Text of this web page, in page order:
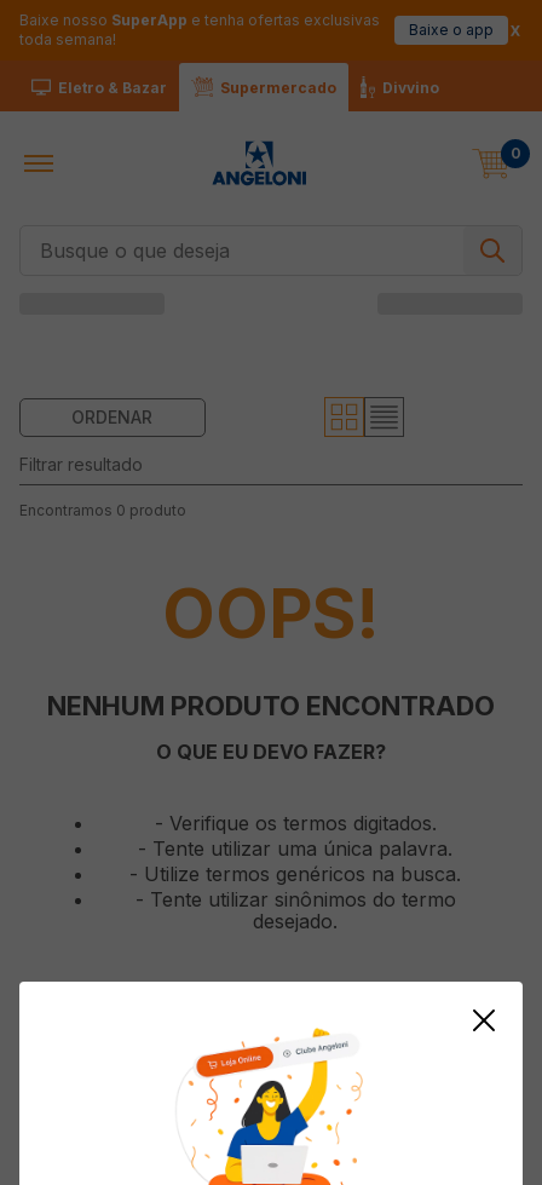
Baixe nosso SuperApp e tenha ofertas exclusivas
toda semana!
Baixe o app
Eletro & Bazar Supermercado Divvino
0
0 produto
OOPS!
NENHUM PRODUTO ENCONTRADO
O QUE EU DEVO FAZER?
Verifique os termos digitados.
Tente utilizar uma única palavra.
Utilize termos genéricos na busca.
Tente utilizar sinônimos do termo
desejado.
Mostrando 0-0 de0produtos
...
0